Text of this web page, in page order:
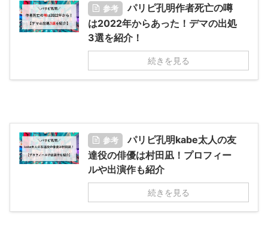
参考
パリピ孔明作者死亡の噂
は2022年からあった！デマの出処
3選を紹介！
続きを見る
参考
パリピ孔明kabe太人の友
達役の俳優は村田凪！プロフィー
ルや出演作も紹介
続きを見る